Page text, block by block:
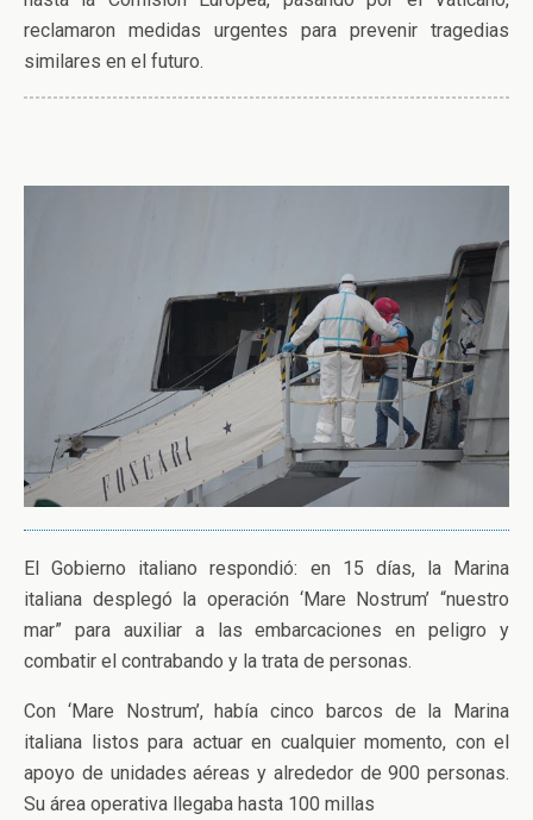
reclamaron medidas urgentes para prevenir tragedias
similares en el futuro.
El Gobierno italiano respondió: en 15 días, la Marina
italiana desplegó la operación ‘Mare Nostrum’ “nuestro
mar” para auxiliar a las embarcaciones en peligro y
combatir el contrabando y la trata de personas.
Con ‘Mare Nostrum’, había cinco barcos de la Marina
italiana listos para actuar en cualquier momento, con el
apoyo de unidades aéreas y alrededor de 900 personas.
Su área operativa llegaba hasta 100 millas